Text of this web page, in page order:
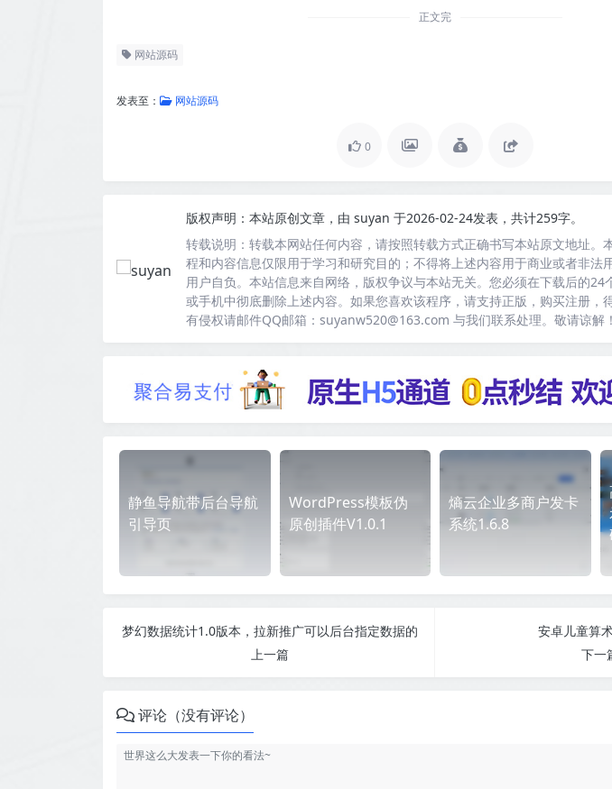
正文完
网站源码
发表至： 网站源码
0
版权声明： 本站原创文章，由 suyan 于2026-02-24发表，共计259字。
转载说明： 转载本网站任何内容，请按照转载方式正确书写本站原文地址。
程和内容信息仅限用于学习和研究目的；不得将上述内容用于商业或者非法
用户自负。本站信息来自网络，版权争议与本站无关。您必须在下载后的24
或手机中彻底删除上述内容。如果您喜欢该程序，请支持正版，购买注册，
有侵权请邮件QQ邮箱：suyanw520@163.com 与我们联系处理。敬请谅解！
静鱼导航带后台导航
引导页
WordPress模板伪
原创插件V1.0.1
熵云企业多商户发卡
系统1.6.8
梦幻数据统计1.0版本，拉新推广可以后台指定数据的
上一篇
安卓儿童算
下一
评论（没有评论）